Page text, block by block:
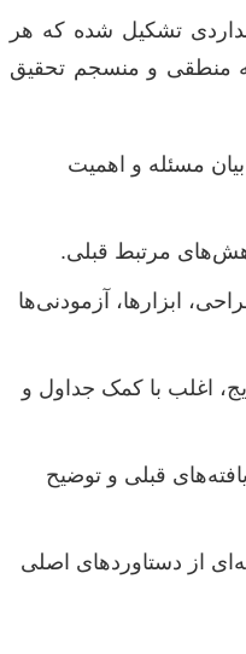
تشکیل شده که هر
منطقی و منسجم تحقیق
مسئله و اهمیت
مرتبط قبلی.
ابزارها، آزمودنی‌ها
اغلب با کمک جداول و
قبلی و توضیح
از دستاوردهای اصلی